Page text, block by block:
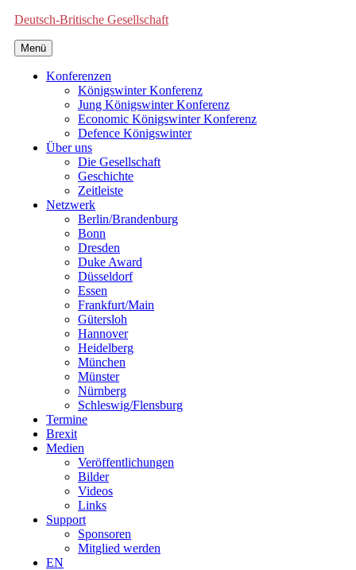
Deutsch-Britische Gesellschaft
Menü
Konferenzen
Königswinter Konferenz
Jung Königswinter Konferenz
Economic Königswinter Konferenz
Defence Königswinter
Über uns
Die Gesellschaft
Geschichte
Zeitleiste
Netzwerk
Berlin/Brandenburg
Bonn
Dresden
Duke Award
Düsseldorf
Essen
Frankfurt/Main
Gütersloh
Hannover
Heidelberg
München
Münster
Nürnberg
Schleswig/Flensburg
Termine
Brexit
Medien
Veröffentlichungen
Bilder
Videos
Links
Support
Sponsoren
Mitglied werden
EN